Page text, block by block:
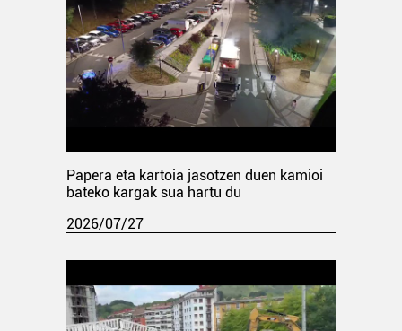
Papera eta kartoia jasotzen duen kamioi
bateko kargak sua hartu du
2026/07/27